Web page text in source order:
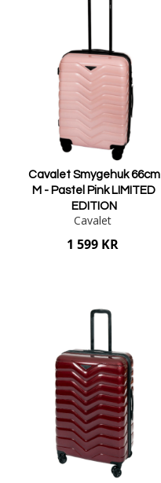
Cavalet Smygehuk 66cm
M - Pastel Pink LIMITED
EDITION
Cavalet
1 599 KR